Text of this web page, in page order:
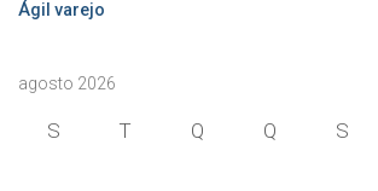
Ágil varejo
agosto 2026
S T Q Q S